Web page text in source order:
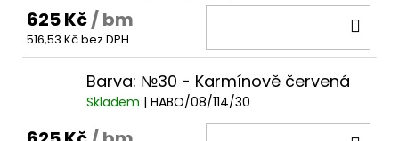
625 Kč/ bm
516,53 Kč bez DPH
Barva: №30 - Karmínově červená
Skladem | HABO/08/114/30